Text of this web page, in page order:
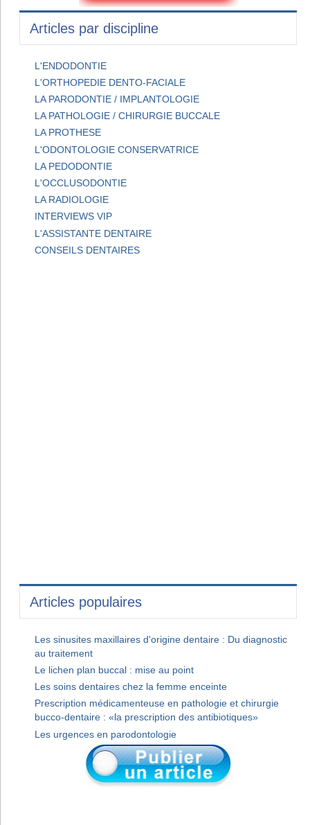
Articles par discipline
L'ENDODONTIE
L'ORTHOPEDIE DENTO-FACIALE
LA PARODONTIE / IMPLANTOLOGIE
LA PATHOLOGIE / CHIRURGIE BUCCALE
LA PROTHESE
L'ODONTOLOGIE CONSERVATRICE
LA PEDODONTIE
L'OCCLUSODONTIE
LA RADIOLOGIE
INTERVIEWS VIP
L'ASSISTANTE DENTAIRE
CONSEILS DENTAIRES
Articles populaires
Les sinusites maxillaires d'origine dentaire : Du diagnostic
au traitement
Le lichen plan buccal : mise au point
Les soins dentaires chez la femme enceinte
Prescription médicamenteuse en pathologie et chirurgie
bucco-dentaire : «la prescription des antibiotiques»
Les urgences en parodontologie